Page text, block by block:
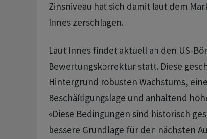
Zinsniveau hat sich damit laut dem
Innes zerschlagen.
Laut Innes findet aktuell an den US-
Bewertungskorrektur statt. Diese
Hintergrund robusten Wachstums,
Beschäftigungslage und anhaltend
«Diese Bedingungen sind historisch
bessere Grundlage für den nächsten